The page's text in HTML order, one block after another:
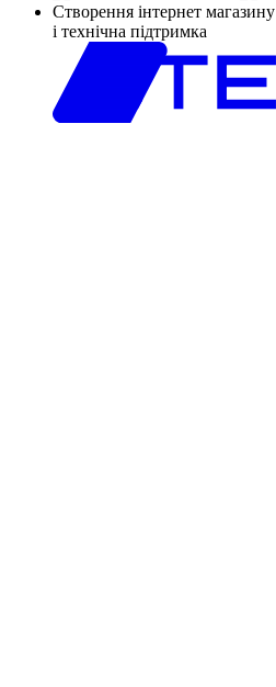
Створення інтернет магазину
і технічна підтримка